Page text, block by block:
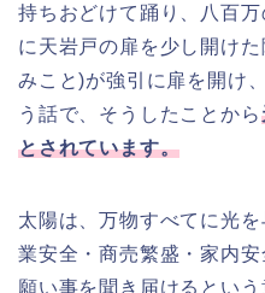
持ちおどけて踊り、八百
に天岩戸の扉を少し開け
みこと)が強引に扉を開け
う話で、そうしたことから
とされています。
太陽は、万物すべてに光
業安全・商売繁盛・家内
願い事を聞き届けるという